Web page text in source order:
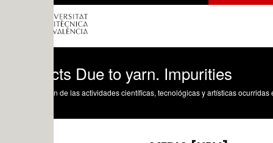
Due to yarn. Impurities
de las actividades científicas, tecnológicas y artísticas ocurridas en los tres